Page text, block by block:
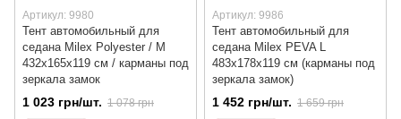
Артикул: 9980
Тент автомобильный для
седана Milex Polyester / M
432x165x119 см / карманы под
зеркала замок
1 023 грн/шт. 1 078 грн
Артикул: 9986
Тент автомобильный для
седана Milex PEVA L
483x178x119 см (карманы под
зеркала замок)
1 452 грн/шт. 1 659 грн